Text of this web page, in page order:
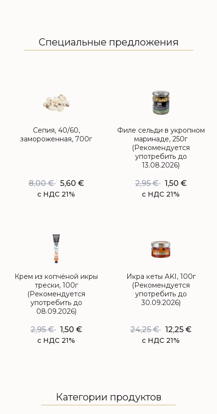
Специальные предложения
Сепия, 40/60,
замороженная, 700г
8,00€ 5,60 €
с НДС 21%
Филе сельди в укропном
маринаде, 250г
(Рекомендуется
употребить до
13.08.2026)
2,95€ 1,50 €
с НДС 21%
Крем из копчёной икры
трески, 100г
(Рекомендуется
употребить до
08.09.2026)
2,95€ 1,50 €
с НДС 21%
Икра кеты AKI, 100г
(Рекомендуется
употребить до
30.09.2026)
24,25€ 12,25 €
с НДС 21%
Категории продуктов